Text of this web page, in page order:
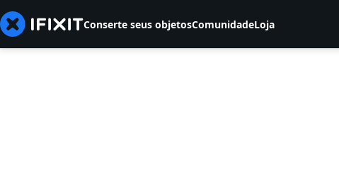
Conserte seus objetosComunidadeLoja